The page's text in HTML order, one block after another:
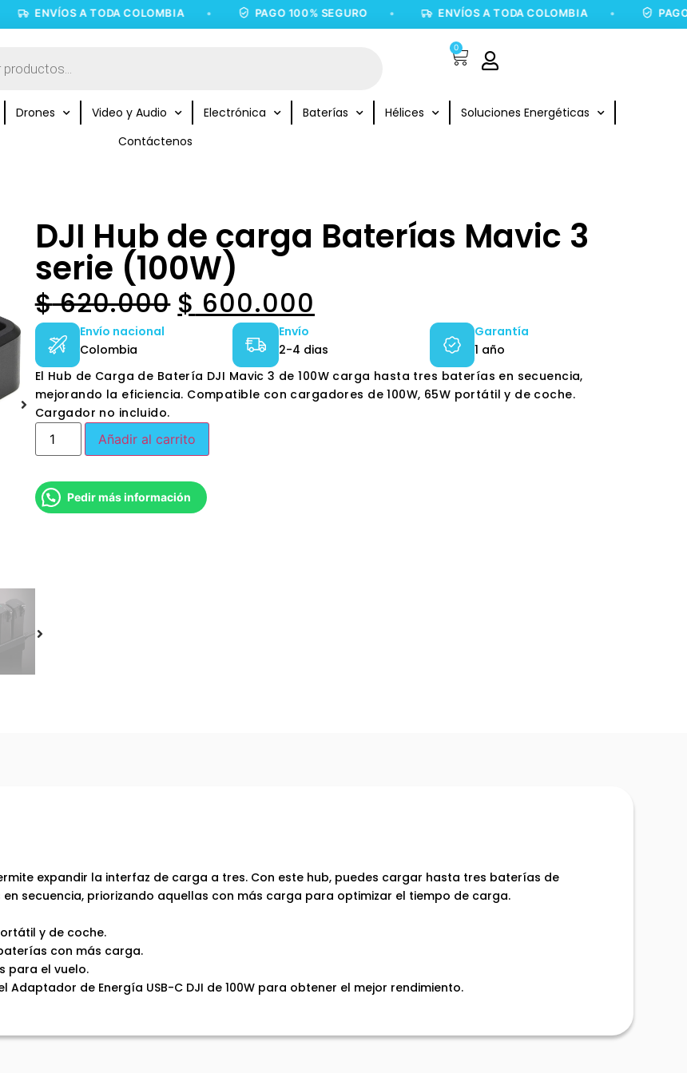
A TODA COLOMBIA • PAGO 100% SEGURO • ENVÍOS A TODA COLOMBIA • PAGO 100%
0
Drones Video y Audio Electrónica Baterías Hélices
Soluciones Energéticas
Contáctenos
DJI Hub de carga Baterías Mavic 3
serie (100W)
$620.000 $ 600.000
Envío nacional
Colombia
Envío
2-4 dias
Garantía
1 año
El Hub de Carga de Batería DJI Mavic 3 de 100W carga hasta tres baterías en secuencia,
mejorando la eficiencia. Compatible con cargadores de 100W, 65W portátil y de coche.
Cargador no incluido.
Añadir al carrito
Pedir más información
expandir la interfaz de carga a tres. Con este hub, puedes cargar hasta tres baterías de
secuencia, priorizando aquellas con más carga para optimizar el tiempo de carga.
y de coche.
con más carga.
para el vuelo.
de Energía USB-C DJI de 100W para obtener el mejor rendimiento.